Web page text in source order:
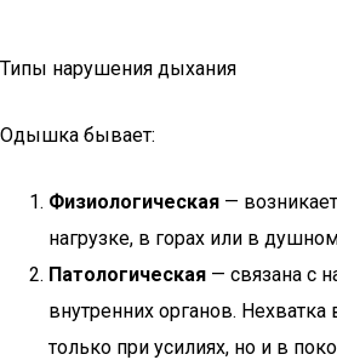
Типы нарушения дыхания
Одышка бывает:
Физиологическая —
нагрузке, в горах или в
Патологическая — связана с
внутренних органов.
только при усилиях, но и в